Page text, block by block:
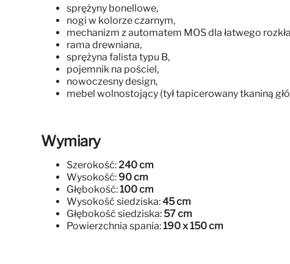
sprężyny bonellowe,
nogi w kolorze czarnym,
mechanizm z automatem MOS dla łatwego
rama drewniana,
sprężyna falista typu B,
pojemnik na pościel,
nowoczesny design,
mebel wolnostojący (tył tapicerowany tkaniną
Wymiary
Szerokość:240 cm
Wysokość: 90 cm
Głębokość:100 cm
Wysokość siedziska:45 cm
Głębokość siedziska: 57 cm
Powierzchnia spania:190 x 150 cm